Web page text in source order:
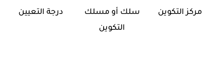
مركز التكوين
سلك أو مسلك
التكوين
درجة التعيين